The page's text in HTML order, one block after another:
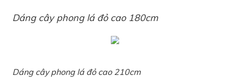
Dáng cây phong lá đỏ cao 180cm
Dáng cây phong lá đỏ cao 210cm